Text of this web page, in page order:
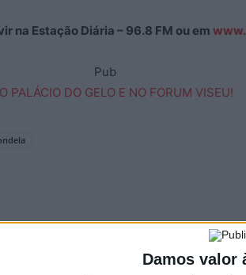
Damos valor
na Estação Diária – 96.8 FM ou em
Pub